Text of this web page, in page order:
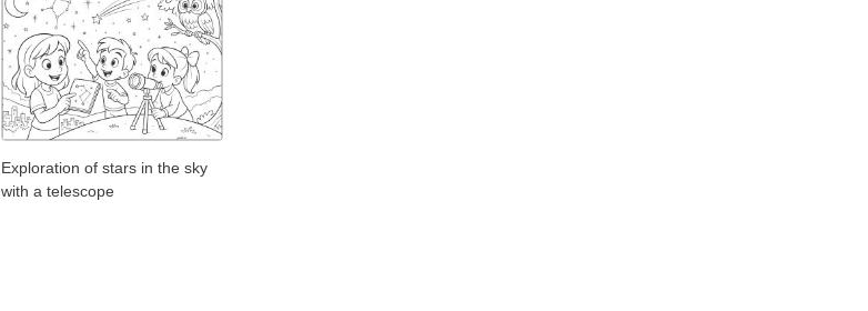
Exploration of stars in the sky
with a telescope